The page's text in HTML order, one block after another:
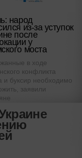
народ
из-за уступок
после
у
моста
в ходе
конфликта
и буксир необходимо
заявили